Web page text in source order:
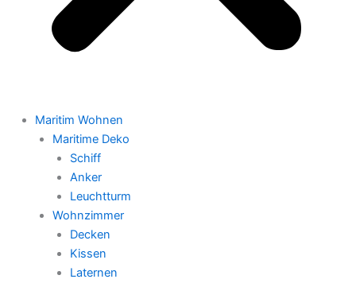
Maritim Wohnen
Maritime Deko
Schiff
Anker
Leuchtturm
Wohnzimmer
Decken
Kissen
Laternen